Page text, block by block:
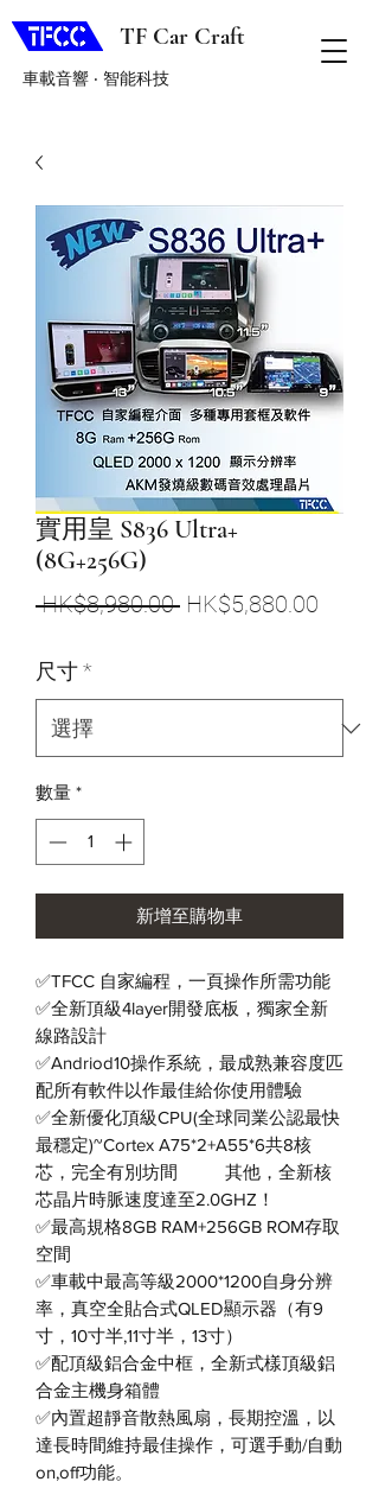
TF Car Craft
車載音響 ‧ 智能科技
實用皇 S836 Ultra+
(8G+256G)
HK$8,980.00 一HK$5,880.00
尺寸*
數量 *
新增至購物車
✅TFCC 自家編程，一頁操作所需功能
✅全新頂級4layer開發底板，獨家全新
線路設計
✅Andriod10操作系統，最成熟兼容度匹
配所有軟件以作最佳給你使用體驗
✅全新優化頂級CPU(全球同業公認最快
最穩定)~Cortex A75*2+A55*6共8核
芯，完全有別坊間 其他，全新核
芯晶片時脈速度達至2.0GHZ！
✅最高規格8GB RAM+256GB ROM存取
空間
✅車載中最高等級2000*1200自身分辨
率，真空全貼合式QLED顯示器（有9
寸，10寸半,11寸半，13寸）
✅配頂級鋁合金中框，全新式樣頂級鋁
合金主機身箱體
✅內置超靜音散熱風扇，長期控溫，以
達長時間維持最佳操作，可選手動/自動
on,off功能。